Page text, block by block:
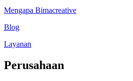
Mengapa Bimacreative
Blog
Layanan
Perusahaan